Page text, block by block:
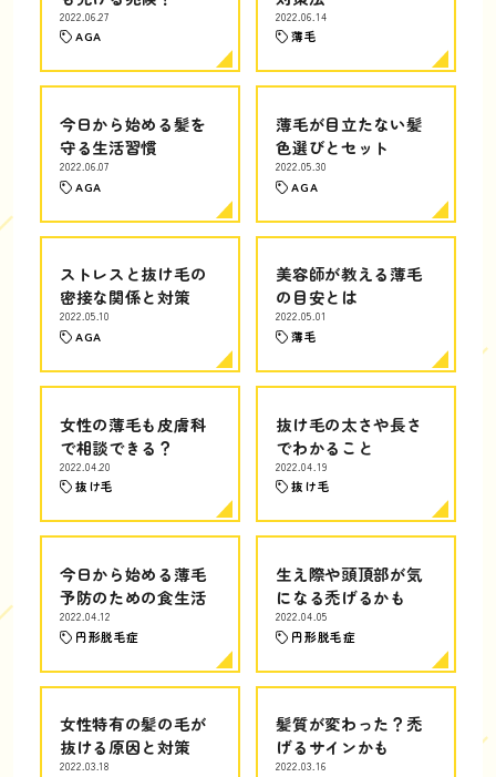
2022.06.27
AGA
2022.06.14
薄毛
今日から始める髪を
守る生活習慣
2022.06.07
AGA
薄毛が目立たない髪
色選びとセット
2022.05.30
AGA
ストレスと抜け毛の
密接な関係と対策
2022.05.10
AGA
美容師が教える薄毛
の目安とは
2022.05.01
薄毛
女性の薄毛も皮膚科
で相談できる？
2022.04.20
抜け毛
抜け毛の太さや長さ
でわかること
2022.04.19
抜け毛
今日から始める薄毛
予防のための食生活
2022.04.12
円形脱毛症
生え際や頭頂部が気
になる禿げるかも
2022.04.05
円形脱毛症
女性特有の髪の毛が
抜ける原因と対策
2022.03.18
髪質が変わった？禿
げるサインかも
2022.03.16